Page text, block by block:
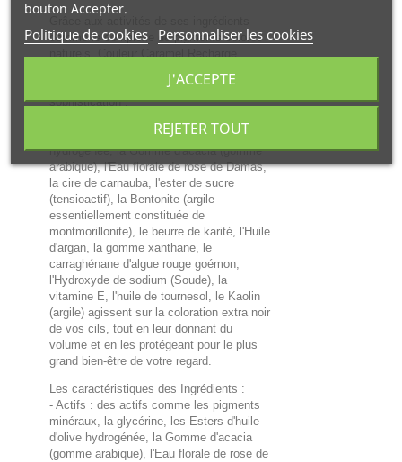
comme le complexe de pigments colorés
naturels, Couleur Caramel Recharge
permet d'obtenir volume, beauté et
sophistication ;
la glycérine, les Esters d'huile d'olive
hydrogénée, la Gomme d'acacia (gomme
arabique), l'Eau florale de rose de Damas,
la cire de carnauba, l'ester de sucre
(tensioactif), la Bentonite (argile
essentiellement constituée de
montmorillonite), le beurre de karité, l'Huile
d'argan, la gomme xanthane, le
carraghénane d'algue rouge goémon,
l'Hydroxyde de sodium (Soude), la
vitamine E, l'huile de tournesol, le Kaolin
(argile) agissent sur la coloration extra noir
de vos cils, tout en leur donnant du
volume et en les protégeant pour le plus
grand bien-être de votre regard.
Les caractéristiques des Ingrédients :
- Actifs : des actifs comme les pigments
minéraux, la glycérine, les Esters d'huile
d'olive hydrogénée, la Gomme d'acacia
(gomme arabique), l'Eau florale de rose de
bouton Accepter.
Politique de cookies Personnaliser les cookies
REJETER TOUT
J'ACCEPTE